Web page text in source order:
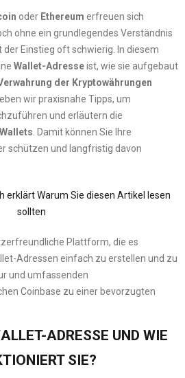
oder Ethereum erfreuen sich
ohne ein grundlegendes Verständnis
der Einstieg oft schwierig. In diesem
Wallet-Adresseist, wie sie aufgebaut
der Kryptowährungen
wir praxisnahe Tipps, um
und erläutern die
. Damit können Sie Ihre
schützen und langfristig davon
Plattform, die es
Adressen einfach zu erstellen und zu
und umfassenden
Coinbase zu einer bevorzugten
ADRESSE UND WIE
SIE?